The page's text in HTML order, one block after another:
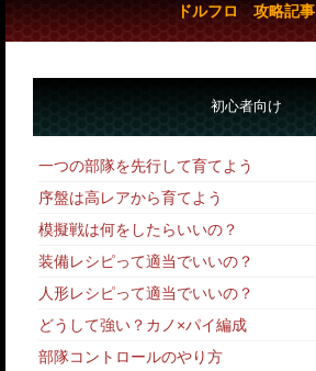
ドルフロ 攻略記事
初心者向け
一つの部隊を先行して育てよう
序盤は高レアから育てよう
模擬戦は何をしたらいいの？
装備レシピって適当でいいの？
人形レシピって適当でいいの？
どうして強い？カノ×パイ編成
部隊コントロールのやり方